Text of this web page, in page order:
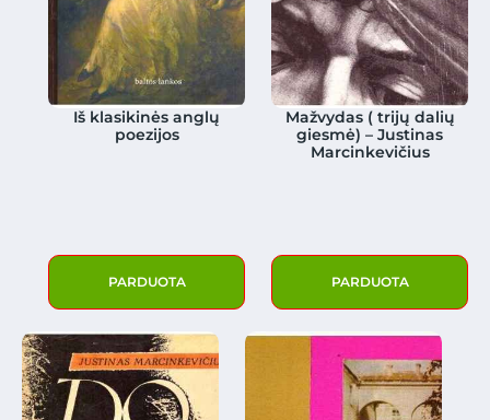
Iš klasikinės anglų
poezijos
PARDUOTA
Mažvydas ( trijų dalių
giesmė) – Justinas
Marcinkevičius
PARDUOTA